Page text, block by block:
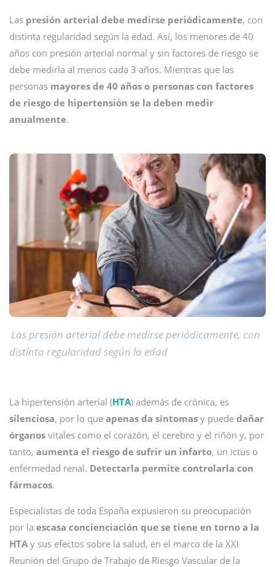
Las presión arterial debe medirse periódicamente, con
distinta regularidad según la edad. Así, los menores de 40
años con presión arterial normal y sin factores de riesgo se
debe medirla al menos cada 3 años. Mientras que las
personas mayores de 40 años o personas con factores
de riesgo de hipertensión se la deben medir
anualmente.
Las presión arterial debe medirse periódicamente, con
distinta regularidad según la edad
La hipertensión arterial (HTA) además de crónica, es
silenciosa, por lo que apenas da síntomas y puede dañar
órganos vitales como el corazón, el cerebro y el riñón y, por
tanto, aumenta el riesgo de sufrir un infarto, un ictus o
enfermedad renal. Detectarla permite controlarla con
fármacos.
Especialistas de toda España expusieron su preocupación
por la escasa concienciación que se tiene en torno a la
HTA y sus efectos sobre la salud, en el marco de la XXI
Reunión del Grupo de Trabajo de Riesgo Vascular de la